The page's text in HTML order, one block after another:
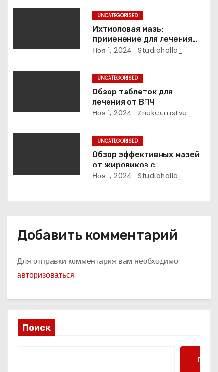
UNCATEGORISED
Ихтиоловая мазь:
применение для лечения
фурункулов
Ноя 1, 2024 Studiohallo_
UNCATEGORISED
Обзор таблеток для
лечения от ВПЧ
Ноя 1, 2024 Znakcomstva_
UNCATEGORISED
Обзор эффективных мазей
от жировиков с
рассасывающим эффектом
Ноя 1, 2024 Studiohallo_
Добавить комментарий
Для отправки комментария вам необходимо
авторизоваться.
Поиск
Поиск